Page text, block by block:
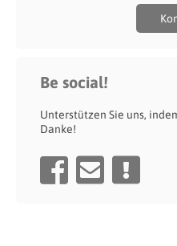
Be social!
Unterstützen Sie uns,
Danke!